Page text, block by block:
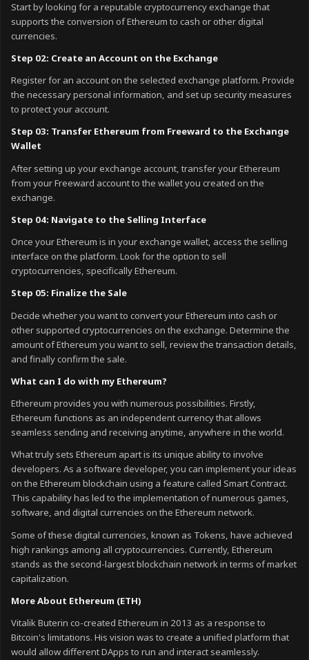
Start by looking for a reputable cryptocurrency exchange that
supports the conversion of Ethereum to cash or other digital
currencies.
Step 02: Create an Account on the Exchange
Register for an account on the selected exchange platform. Provide
the necessary personal information, and set up security measures
to protect your account.
Step 03: Transfer Ethereum from Freeward to the Exchange
Wallet
After setting up your exchange account, transfer your Ethereum
from your Freeward account to the wallet you created on the
exchange.
Step 04: Navigate to the Selling Interface
Once your Ethereum is in your exchange wallet, access the selling
interface on the platform. Look for the option to sell
cryptocurrencies, specifically Ethereum.
Step 05: Finalize the Sale
Decide whether you want to convert your Ethereum into cash or
other supported cryptocurrencies on the exchange. Determine the
amount of Ethereum you want to sell, review the transaction details,
and finally confirm the sale.
What can I do with my Ethereum?
Ethereum provides you with numerous possibilities. Firstly,
Ethereum functions as an independent currency that allows
seamless sending and receiving anytime, anywhere in the world.
What truly sets Ethereum apart is its unique ability to involve
developers. As a software developer, you can implement your ideas
on the Ethereum blockchain using a feature called Smart Contract.
This capability has led to the implementation of numerous games,
software, and digital currencies on the Ethereum network.
Some of these digital currencies, known as Tokens, have achieved
high rankings among all cryptocurrencies. Currently, Ethereum
stands as the second-largest blockchain network in terms of market
capitalization.
More About Ethereum (ETH)
Vitalik Buterin co-created Ethereum in 2013 as a response to
Bitcoin's limitations. His vision was to create a unified platform that
would allow different DApps to run and interact seamlessly.